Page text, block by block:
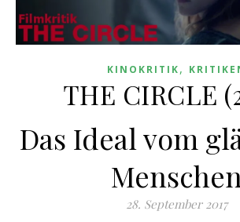
KINOKRITIK,
THE CIRCLE
Das Ideal vom
Menschen
28. September 2017